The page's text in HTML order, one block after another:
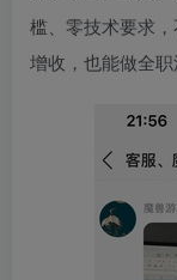
槛、零技术要求
增收，也能做全职